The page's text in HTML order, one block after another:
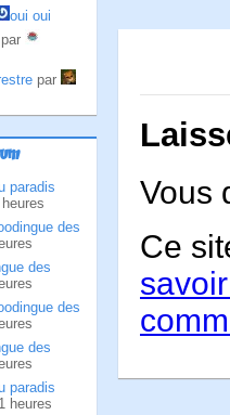
oui oui
par
par
paradis
des
des
des
des
paradis
heures
Vous
Ce